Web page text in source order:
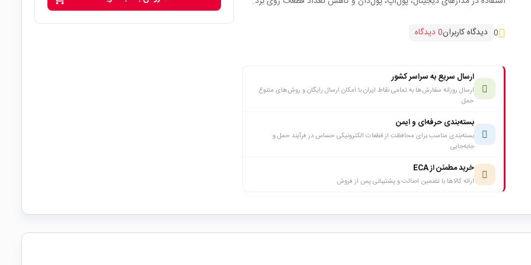
0 دیدگاه کاربران0 دیدگاه
ارسال سریع به سراسر کشور
ارسال روزانه سفارش‌ها به تمامی نقاط ایران با امکان ارسال رایگان و روش‌های متنوع
حمل
بسته‌بندی حرفه‌ای و ایمن
بسته‌بندی مناسب برای محافظت از قطعات الکترونیکی حساس در فرآیند حمل و
جابه‌جایی
خرید مطمئن از ECA
ارائه کالاها با تضمین اصالت و پشتیبانی پس از فروش